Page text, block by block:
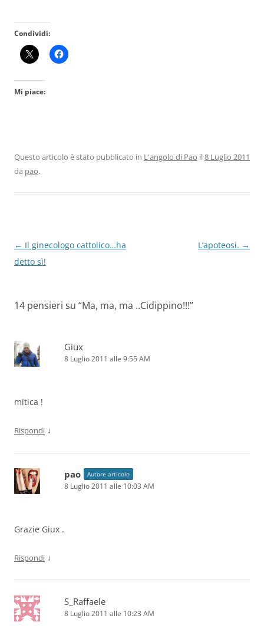
Condividi:
Mi piace:
Questo articolo è stato pubblicato in L'angolo di Pao il8 Luglio 2011
da pao.
Navigazione
articolo
← Il ginecologo cattolico…ha
detto sì!
L’apoteosi. →
14 pensieri su “Ma, ma, ma ..Cidippino!!!”
Giux
8 Luglio 2011 alle 9:55 AM
mitica !
Rispondi ↓
pao Autore articolo
8 Luglio 2011 alle 10:03 AM
Grazie Giux .
Rispondi ↓
S_Raffaele
8 Luglio 2011 alle 10:23 AM